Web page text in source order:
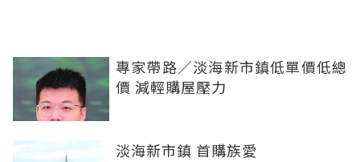
專家帶路／淡海新市鎮低單價低總
價 減輕購屋壓力
淡海新市鎮 首購族愛